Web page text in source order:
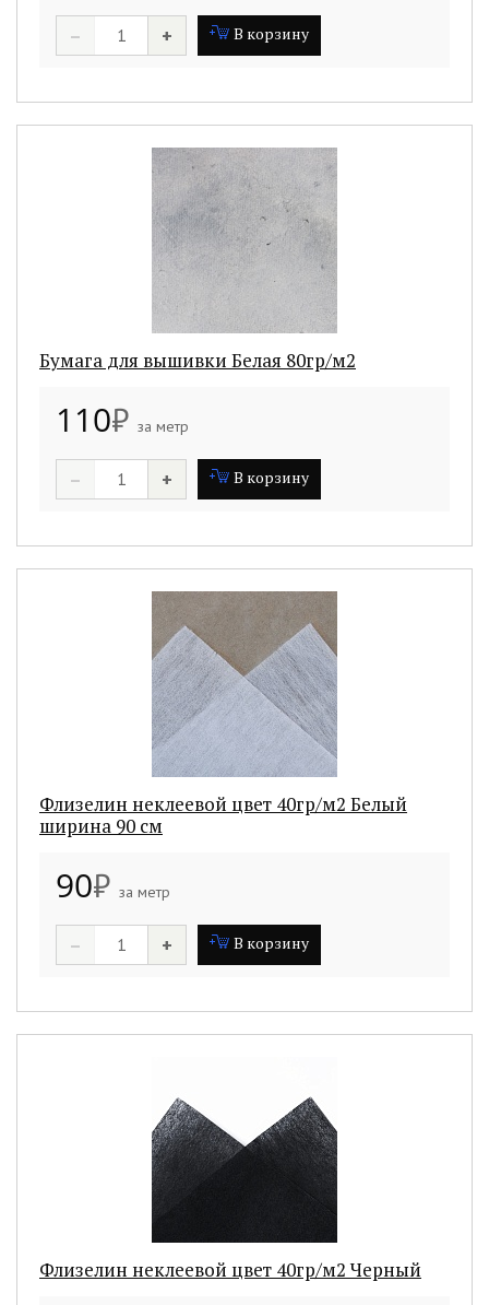
– + В корзину
Бумага для вышивки Белая 80гр/м2
110₽ за метр
– + В корзину
Флизелин неклеевой цвет 40гр/м2 Белый
ширина 90 см
90₽ за метр
– + В корзину
Флизелин неклеевой цвет 40гр/м2 Черный